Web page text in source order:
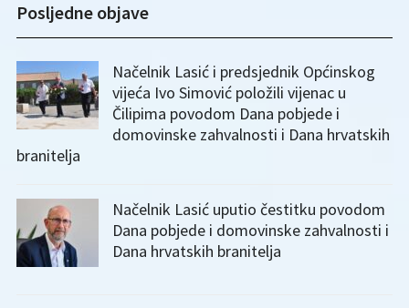
Posljedne objave
Načelnik Lasić i predsjednik Općinskog
vijeća Ivo Simović položili vijenac u
Čilipima povodom Dana pobjede i
domovinske zahvalnosti i Dana hrvatskih
branitelja
Načelnik Lasić uputio čestitku povodom
Dana pobjede i domovinske zahvalnosti i
Dana hrvatskih branitelja